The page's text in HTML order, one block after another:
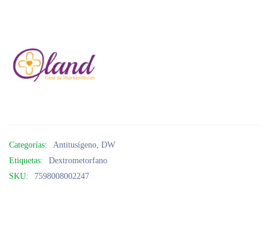
Categorías: Antitusígeno DW
Etiquetas:
Dextrometorfano
SKU:
7598008002247